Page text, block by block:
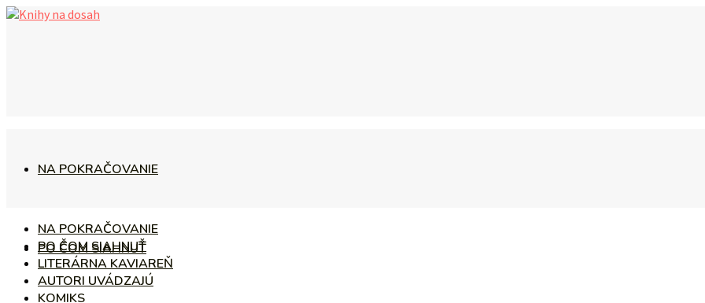
NA POKRAČOVANIE
PO ČOM SIAHNUŤ
NA POKRAČOVANIE
PO ČOM SIAHNUŤ
LITERÁRNA KAVIAREŇ
AUTORI UVÁDZAJÚ
KOMIKS